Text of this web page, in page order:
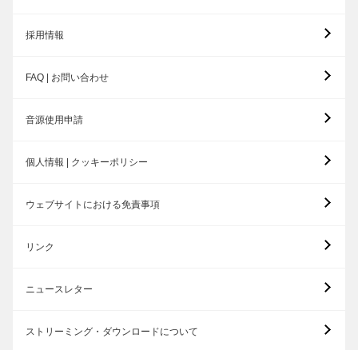
採用情報
FAQ | お問い合わせ
音源使用申請
個人情報 | クッキーポリシー
ウェブサイトにおける免責事項
リンク
ニュースレター
ストリーミング・ダウンロードについて